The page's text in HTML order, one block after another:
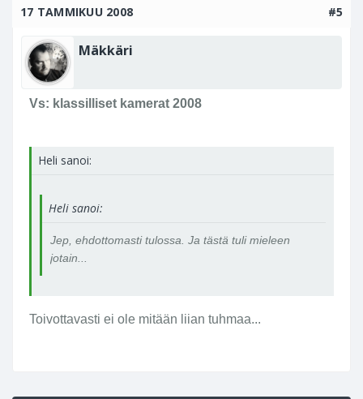
17 TAMMIKUU 2008 #5
Mäkkäri
Vs: klassilliset kamerat 2008
Heli sanoi:
Heli sanoi:
Jep, ehdottomasti tulossa. Ja tästä tuli mieleen
jotain...
Toivottavasti ei ole mitään liian tuhmaa...